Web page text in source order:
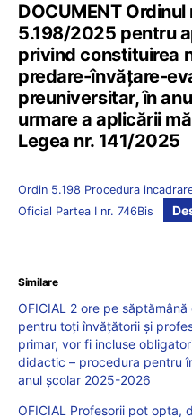
DOCUMENT
5.198/2025 pentru
privind constituirea
predare-învățare-
preuniversitar, în
urmare a aplicării
Legea nr. 141/2025
Ordin 5.198 Procedura
Oficial Partea I nr. 746Bis
Similare
OFICIAL 2 ore pe
pentru toți învățătorii și
primar, vor fi incluse
didactic – procedura pentru
anul școlar 2025-2026
OFICIAL Profesorii pot opta,